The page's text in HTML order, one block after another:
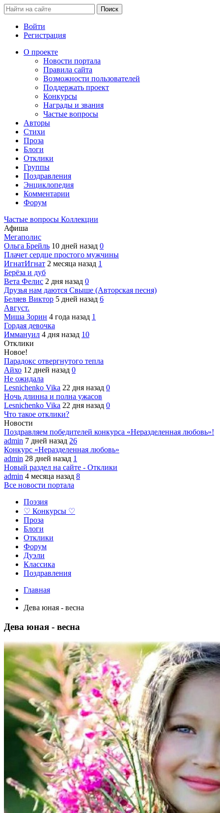
Войти
Регистрация
О проекте
Новости портала
Правила сайта
Возможности пользователей
Поддержать проект
Конкурсы
Награды и звания
Частые вопросы
Авторы
Стихи
Проза
Блоги
Отклики
Группы
Поздравления
Энциклопедия
Комментарии
Форум
Частые вопросы Коллекции
Афиша
Мегаполис
Ольга Брейль 10 дней назад 0
Плачет сердце простого мужчины
ИгнатИгнат 2 месяца назад 1
Берёза и дуб
Вета Фелис 2 дня назад 0
Друзья нам даются Свыше (Авторская песня)
Беляев Виктор 5 дней назад 6
Август.
Миша Зорин 4 года назад 1
Гордая девочка
Иммануил 4 дня назад 10
Отклики
Новое!
Парадокс отвергнутого тепла
Айхо 12 дней назад 0
Не ожидала
Lesnichenko Vika 22 дня назад 0
Ночь длинна и полна ужасов
Lesnichenko Vika 22 дня назад 0
Что такое отклики?
Новости
Поздравляем победителей конкурса «Неразделенная любовь»!
admin 7 дней назад 26
Конкурс «Неразделенная любовь»
admin 28 дней назад 1
Новый раздел на сайте - Отклики
admin 4 месяца назад 8
Все новости портала
Поэзия
♡ Конкурсы ♡
Проза
Блоги
Отклики
Форум
Дуэли
Классика
Поздравления
Главная
Дева юная - весна
Дева юная - весна